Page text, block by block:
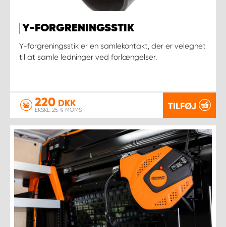
Y-FORGRENINGSSTIK
Y-forgreningsstik er en samlekontakt, der er velegnet
til at samle ledninger ved forlængelser.
220 DKK
EKSKL. 25 % MOMS TILFØJ